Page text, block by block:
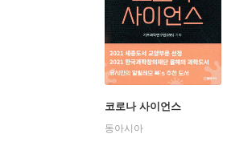
코로나 사이언스
동아시아